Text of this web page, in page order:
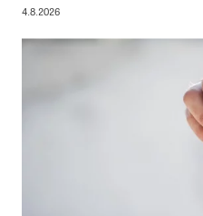
4.8.2026